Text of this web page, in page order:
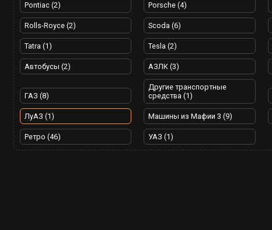
Pontiac (2) Porsche (4)
Rolls-Royce (2) Scoda (6)
Tatra (1) Tesla (2)
Автобусы (2) АЗЛК (3)
ГАЗ (8)
Другие транспортные
средства (1)
ЛуАЗ (1) Машины из Мафии 3 (9)
Ретро (46) УАЗ (1)